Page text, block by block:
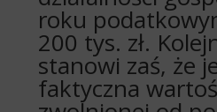
roku
200 tys. zł.
stanowi zaś, że
faktyczna